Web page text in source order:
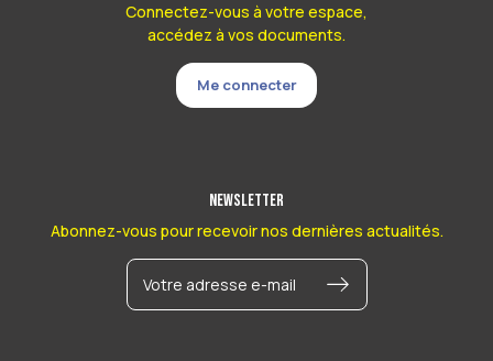
Connectez-vous à votre espace,
accédez à vos documents.
Me connecter
Newsletter
Abonnez-vous pour recevoir nos dernières actualités.